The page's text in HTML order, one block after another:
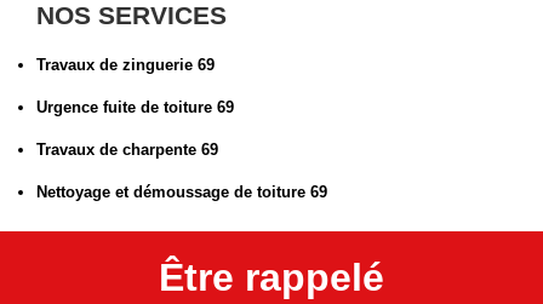
NOS SERVICES
Travaux de zinguerie 69
Urgence fuite de toiture 69
Travaux de charpente 69
Nettoyage et démoussage de toiture 69
Être rappelé